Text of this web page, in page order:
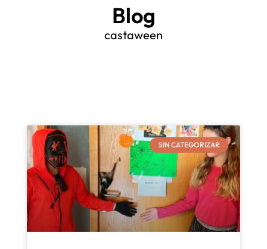
Blog
castaween
SIN CATEGORIZAR